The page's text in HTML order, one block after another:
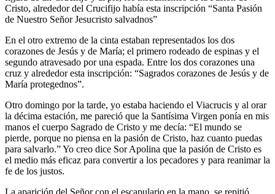
Cristo, alrededor del Crucifijo había esta inscripción “Santa Pasión
de Nuestro Señor Jesucristo salvadnos”
En el otro extremo de la cinta estaban representados los dos
corazones de Jesús y de María; el primero rodeado de espinas y el
segundo atravesado por una espada. Entre los dos corazones una
cruz y alrededor esta inscripción: “Sagrados corazones de Jesús y de
María protegednos”.
Otro domingo por la tarde, yo estaba haciendo el Viacrucis y al orar
la décima estación, me pareció que la Santísima Virgen ponía en mis
manos el cuerpo Sagrado de Cristo y me decía: “El mundo se
pierde, porque no piensa en la pasión de Cristo, haz cuanto puedas
para salvarlo.” Yo creo dice Sor Apolina que la pasión de Cristo es
el medio más eficaz para convertir a los pecadores y para reanimar la
fe de los justos.
La aparición del Señor con el escapulario en la mano, se repitió